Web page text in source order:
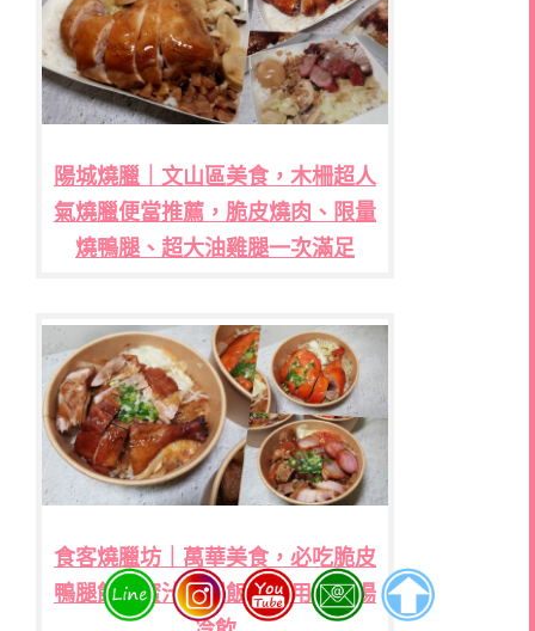
陽城燒臘｜文山區美食，木柵超人
氣燒臘便當推薦，脆皮燒肉、限量
燒鴨腿、超大油雞腿一次滿足
食客燒臘坊｜萬華美食，必吃脆皮
鴨腿飯、蜜汁雞腿飯，內用附熱湯